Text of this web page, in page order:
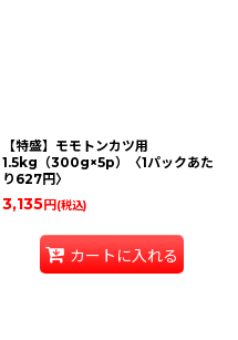
【特盛】モモトンカツ用
1.5kg（300g×5p）〈1パックあた
り627円〉
3,135円 (税込)
カートに入れる